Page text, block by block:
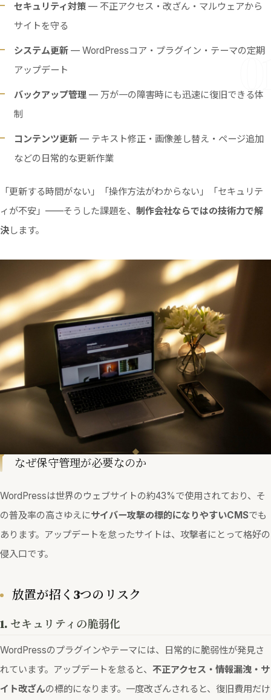
セキュリティ対策— 不正アクセス・改ざん・マルウェアから
サイトを守る
システム更新— WordPressコア・プラグイン・テーマの定期
アップデート
バックアップ管理— 万が一の障害時にも迅速に復旧できる体
制
コンテンツ更新— テキスト修正・画像差し替え・ページ追加
などの日常的な更新作業
「更新する時間がない」「操作方法がわからない」「セキュリテ
ィが不安」——そうした課題を、 制作会社ならではの技術力で解
決します。
なぜ保守管理が必要なのか
WordPressは世界のウェブサイトの約43%で使用されており、そ
の普及率の高さゆえにサイバー攻撃の標的になりやすいCMSでも
あります。アップデートを怠ったサイトは、攻撃者にとって格好の
侵入口です。
放置が招く3つのリスク
1. セキュリティの脆弱化
WordPressのプラグインやテーマには、日常的に脆弱性が発見さ
れています。アップデートを怠ると、 不正アクセス・情報漏洩・サ
イト改ざんの標的になります。一度改ざんされると、復旧費用だけ